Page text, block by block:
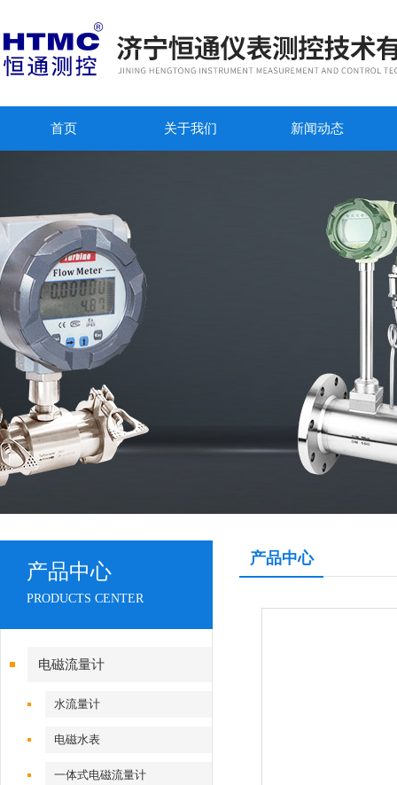
首页 关于我们 新闻动态
产品中心
PRODUCTS CENTER
电磁流量计
水流量计
电磁水表
一体式电磁流量计
产品中心